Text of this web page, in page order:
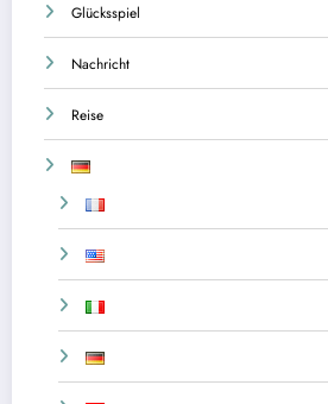
Glücksspiel
Nachricht
Reise